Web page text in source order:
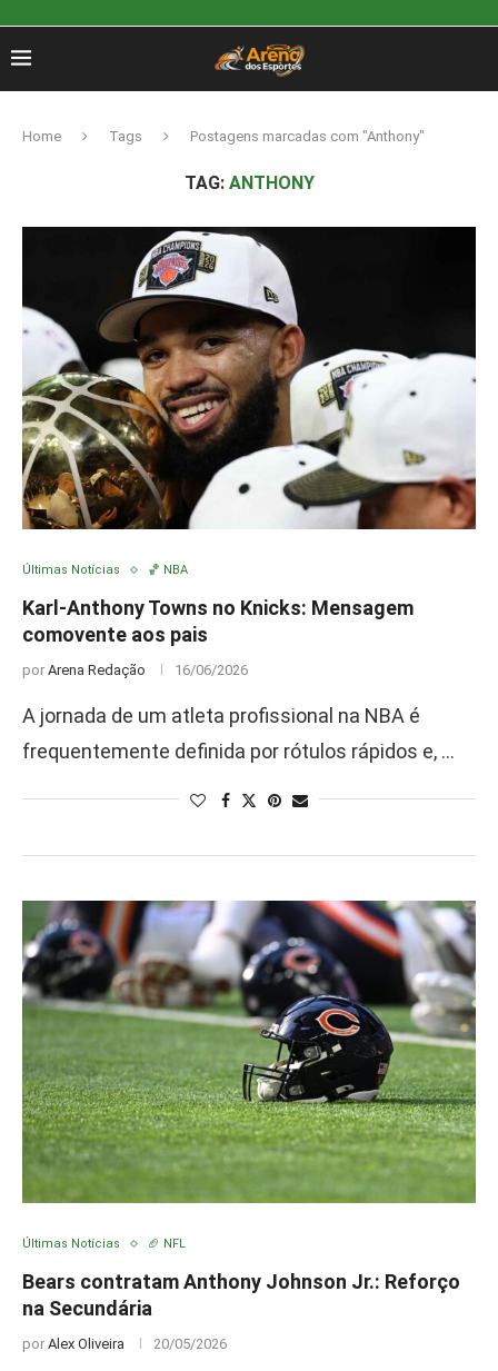
Home Tags Postagens marcadas com "Anthony"
TAG: ANTHONY
Últimas Notícias 🏀 NBA
Karl-Anthony Towns no Knicks: Mensagem
comovente aos pais
por Arena Redação 16/06/2026
A jornada de um atleta profissional na NBA é
frequentemente definida por rótulos rápidos e, …
Últimas Notícias 🏈 NFL
Bears contratam Anthony Johnson Jr.: Reforço
na Secundária
por Alex Oliveira 20/05/2026